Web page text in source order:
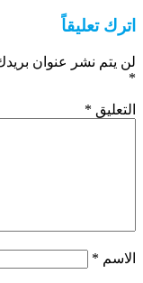
اترك تعليقاً
لن يتم نشر عنوان
*
التعليق *
الاسم *